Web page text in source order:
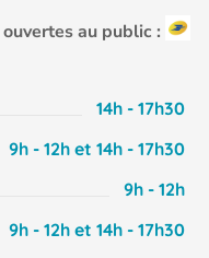
au public :
14h - 17h30
9h - 12h et 14h - 17h30
9h - 12h
9h - 12h et 14h - 17h30